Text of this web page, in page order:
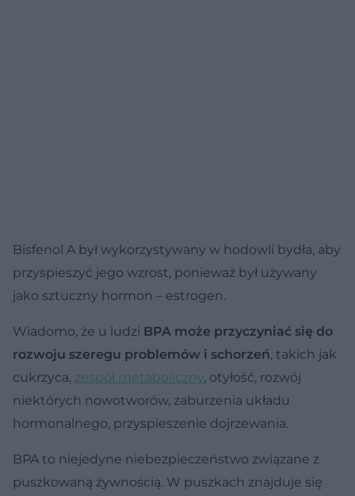
Bisfenol A był wykorzystywany w hodowli bydła, aby
przyspieszyć jego wzrost, ponieważ był używany
jako sztuczny hormon – estrogen.
Wiadomo, że u ludzi BPA może przyczyniać się do
rozwoju szeregu problemów i schorzeń, takich jak
cukrzyca, zespół metaboliczny, otyłość, rozwój
niektórych nowotworów, zaburzenia układu
hormonalnego, przyspieszenie dojrzewania.
BPA to niejedyne niebezpieczeństwo związane z
puszkowaną żywnością. W puszkach znajduje się